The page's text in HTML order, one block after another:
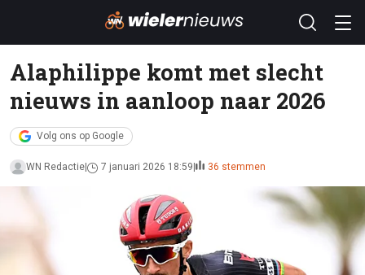
Alaphilippe komt met slecht
nieuws in aanloop naar 2026
Volg ons op Google
WN Redactie 7 januari 2026 18:59 36 stemmen